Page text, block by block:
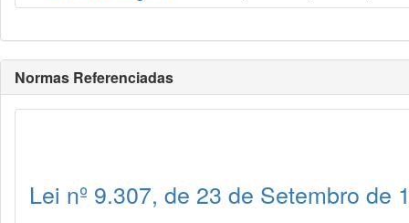
Normas Referenciadas
Lei nº 9.307, de 23 de Setembro de